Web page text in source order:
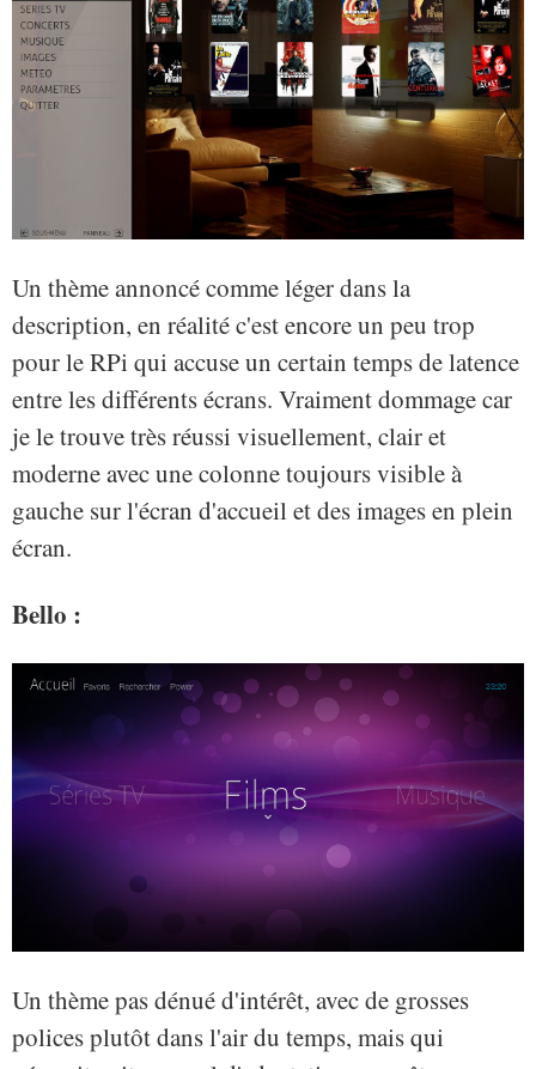
Un thème annoncé comme léger dans la
description, en réalité c'est encore un peu trop
pour le RPi qui accuse un certain temps de latence
entre les différents écrans. Vraiment dommage car
je le trouve très réussi visuellement, clair et
moderne avec une colonne toujours visible à
gauche sur l'écran d'accueil et des images en plein
écran.
Bello :
Un thème pas dénué d'intérêt, avec de grosses
polices plutôt dans l'air du temps, mais qui